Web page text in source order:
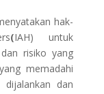
hak-
(IAH) untuk
risiko yang
memadahi
dan